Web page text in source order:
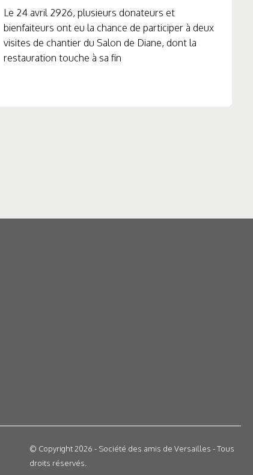
Le 24 avril 2926, plusieurs donateurs et
bienfaiteurs ont eu la chance de participer à deux
visites de chantier du Salon de Diane, dont la
restauration touche à sa fin
© Copyright 2026 - Société des amis de Versailles - Tous
droits réservés.